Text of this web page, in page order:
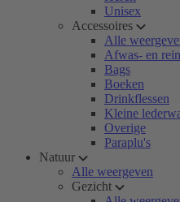
Unisex
Accessoires
Alle
Afwas- en
Bags
Boeken
Drinkflessen
Kleine
Overige
Paraplu's
Natuur
Alle weergeven
Gezicht